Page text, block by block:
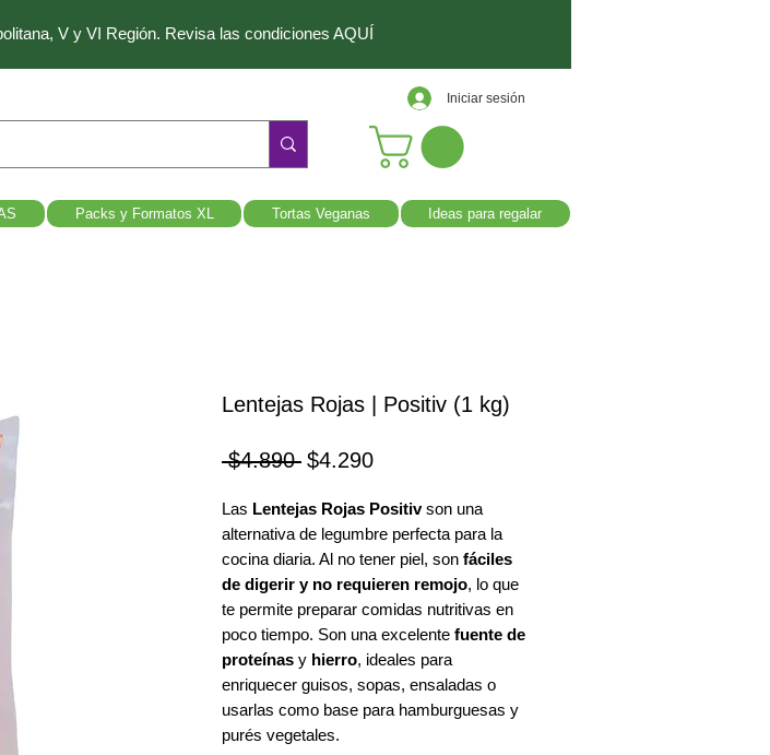
V y VI Región. Revisa las condiciones AQUÍ
Iniciar sesión
Packs y Formatos XL Tortas Veganas Ideas para regalar
Lentejas Rojas | Positiv (1 kg)
$4.890 Precio
$4.290Precio
oferta
Las Lentejas Rojas Positivson una
alternativa de legumbre perfecta para la
cocina diaria. Al no tener piel, son fáciles
de digerir y no requieren remojo, lo que
te permite preparar comidas nutritivas en
poco tiempo. Son una excelente fuente de
proteínas y hierro, ideales para
enriquecer guisos, sopas, ensaladas o
usarlas como base para hamburguesas y
purés vegetales.